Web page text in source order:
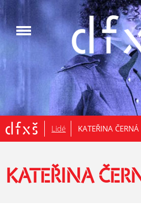
.
Lidé KATEŘINA ČERNÁ
KATEŘINA